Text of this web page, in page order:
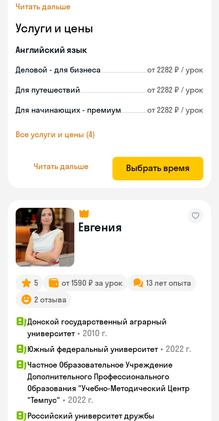
Читать дальше
Услуги и цены
Английский язык
Деловой - для бизнеса от 2282 ₽ / урок
Для путешествий от 2282 ₽ / урок
Для начинающих - премиум от 2282 ₽ / урок
Все услуги и цены (4)
Читать дальше Выбрать время
Евгения
5 от 1590 ₽ за урок
13 лет опыта
2 отзыва
Донской государственный аграрный
университет • 2010 г.
Южный федеральный университет • 2022 г.
Частное Образовательное Учреждение
Дополнительного Профессионального
Образования "Учебно-Методический Центр
"Темпус" • 2022 г.
Российский университет дружбы